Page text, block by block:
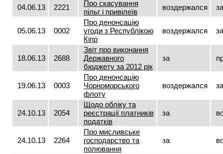
04.06.13 2221
Про скасування
пільг і привілеїв
воздержался за
05.06.13 0002
Про денонсацію
угоди з Республікою
Кіпр
воздержался за
18.06.13 2688
Звіт про виконання
Державного
бюджету за 2012 рік
за
19.06.13 0003
Про денонсацію
Чорноморського
флоту
воздержался за
24.10.13 2054
Щодо обліку та
реєстрації платників
податків
за
24.10.13 2264
Про мисливське
господарство та
полювання
за